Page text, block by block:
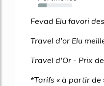
25%
Fevad Elu favori
Travel d'or Elu
Travel d'Or - Prix
*Tarifs « à partir de